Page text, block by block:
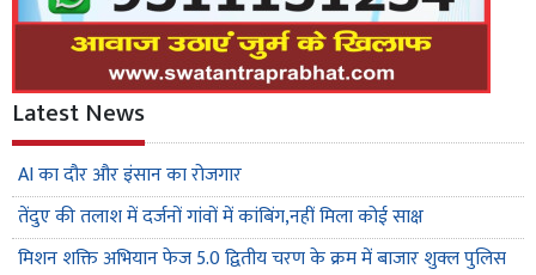
Latest News
AI का दौर और इंसान का रोजगार
तेंदुए की तलाश में दर्जनों गांवों में कांबिंग,नहीं मिला कोई साक्ष
मिशन शक्ति अभियान फेज 5.0 द्वितीय चरण के क्रम में बाजार शुक्ल पुलिस